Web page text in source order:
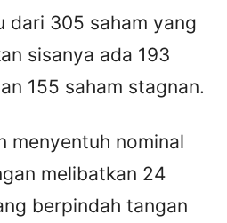
dari 305 saham yang
sisanya ada 193
155 saham stagnan.
menyentuh nominal
melibatkan 24
berpindah tangan